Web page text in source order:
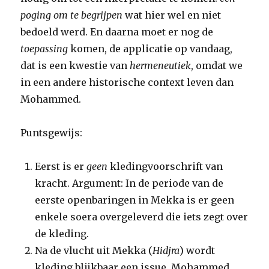
poging om te begrijpenwat hier wel en niet
bedoeld werd. En daarna moet er nog de
toepassingkomen, de applicatie op vandaag,
dat is een kwestie vanhermeneutiek, omdat we
in een andere historische context leven dan
Mohammed.
Puntsgewijs:
Eerst is ergeenkledingvoorschrift van
kracht. Argument: In de periode van de
eerste openbaringen in Mekka is er geen
enkele soera overgeleverd die iets zegt over
de kleding.
Na de vlucht uit Mekka (Hidjra) wordt